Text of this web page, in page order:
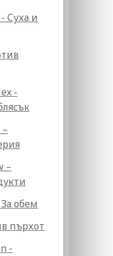
Суха и
-
–
обем
пърхот
-